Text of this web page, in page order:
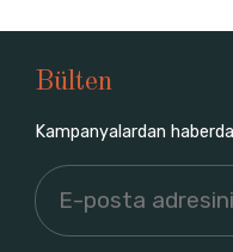
Bülten
Kampanyalardan